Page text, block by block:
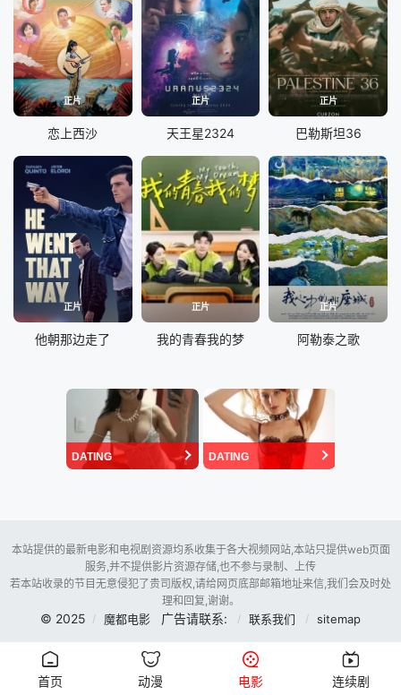
正片
恋上西沙
正片
天王星2324
正片
巴勒斯坦36
正片
他朝那边走了
正片
我的青春我的梦
正片
阿勒泰之歌
DATING DATING
本站提供的最新电影和电视剧资源均系收集于各大视频网站,本站只提供web页面
服务,并不提供影片资源存储,也不参与录制、上传
若本站收录的节目无意侵犯了贵司版权,请给网页底部邮箱地址来信,我们会及时处
理和回复,谢谢。
© 2025 魔都电影 广告请联系: 联系我们 sitemap
首页 动漫 电影 连续剧